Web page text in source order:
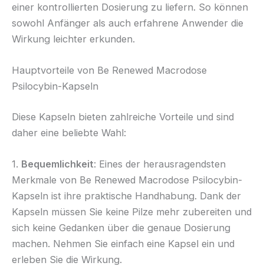
einer kontrollierten Dosierung zu liefern. So können
sowohl Anfänger als auch erfahrene Anwender die
Wirkung leichter erkunden.
Hauptvorteile von Be Renewed Macrodose
Psilocybin-Kapseln
Diese Kapseln bieten zahlreiche Vorteile und sind
daher eine beliebte Wahl:
1. Bequemlichkeit: Eines der herausragendsten
Merkmale von Be Renewed Macrodose Psilocybin-
Kapseln ist ihre praktische Handhabung. Dank der
Kapseln müssen Sie keine Pilze mehr zubereiten und
sich keine Gedanken über die genaue Dosierung
machen. Nehmen Sie einfach eine Kapsel ein und
erleben Sie die Wirkung.